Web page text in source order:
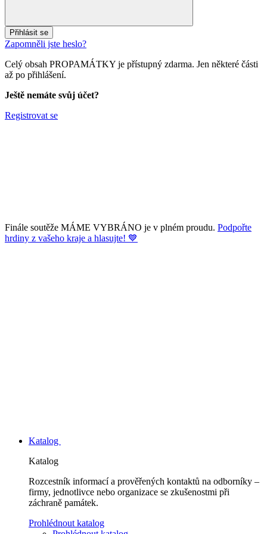
Přihlásit se
Zapomněli jste heslo?
Celý obsah PROPAMÁTKY je přístupný zdarma. Jen některé části
až po přihlášení.
Ještě nemáte svůj účet?
Registrovat se
Finále soutěže MÁME VYBRÁNO je v plném proudu. Podpořte
hrdiny z vašeho kraje a hlasujte! 💙
Katalog
Katalog
Rozcestník informací a prověřených kontaktů na odborníky –
firmy, jednotlivce nebo organizace se zkušenostmi při
záchraně památek.
Prohlédnout katalog